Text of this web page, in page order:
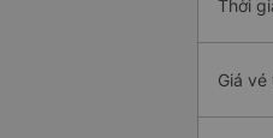
Thời
Giá